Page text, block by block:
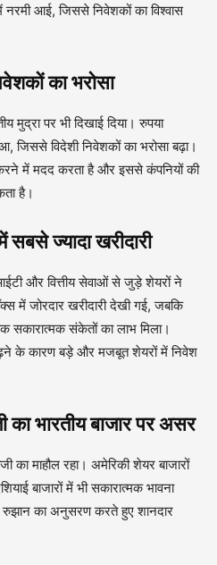
आई, जिससे निवेशकों का विश्वास
का भरोसा
मुद्रा पर भी दिखाई दिया। रुपया
विदेशी निवेशकों का भरोसा बढ़ा।
में मदद करता है और इससे कंपनियों की
है।
ज्यादा खरीदारी
और वित्तीय सेवाओं से जुड़े शेयरों ने
में जोरदार खरीदारी देखी गई, जबकि
सकारात्मक संकेतों का लाभ मिला।
के कारण बड़े और मजबूत शेयरों में निवेश
का भारतीय बाजार पर असर
का माहौल रहा। अमेरिकी शेयर बाजारों
बाजारों में भी सकारात्मक भावना
रुझान का अनुसरण करते हुए शानदार